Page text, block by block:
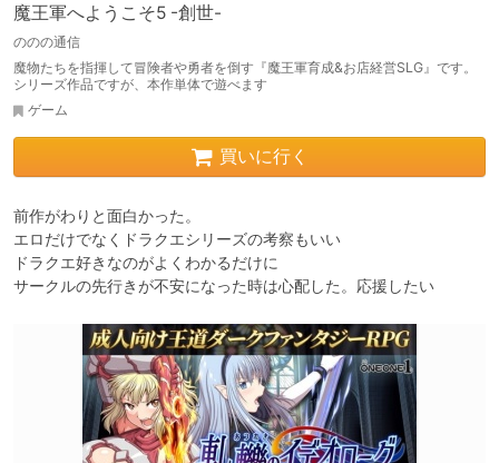
魔王軍へようこそ5 -創世-
ののの通信
魔物たちを指揮して冒険者や勇者を倒す『魔王軍育成&お店経営SLG』です。
シリーズ作品ですが、本作単体で遊べます
ゲーム
買いに行く
前作がわりと面白かった。
エロだけでなくドラクエシリーズの考察もいい
ドラクエ好きなのがよくわかるだけに
サークルの先行きが不安になった時は心配した。応援したい